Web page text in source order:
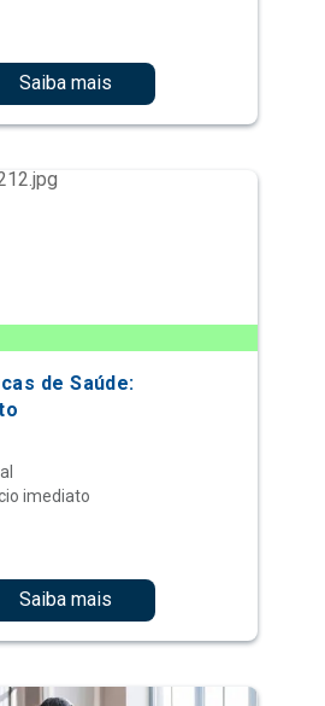
Saiba mais
de Saúde:
imediato
Saiba mais